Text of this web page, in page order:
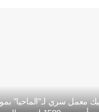
معمل سري لـ”الماحيا”